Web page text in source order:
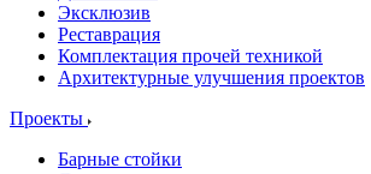
Эксклюзив
Реставрация
Комплектация прочей техникой
Архитектурные улучшения проектов
Проекты
Барные стойки